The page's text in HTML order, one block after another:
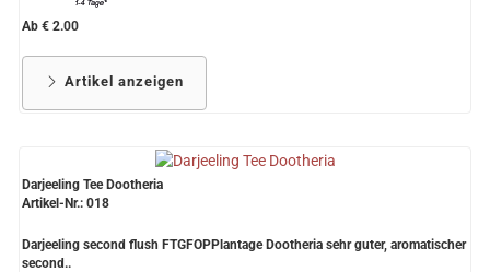
Ab € 2.00
Artikel anzeigen
Darjeeling Tee Dootheria
Artikel-Nr.: 018
Darjeeling second flush FTGFOPPlantage Dootheria sehr guter, aromatischer
second..